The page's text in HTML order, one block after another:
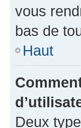
vous
bas de
Haut
Deux